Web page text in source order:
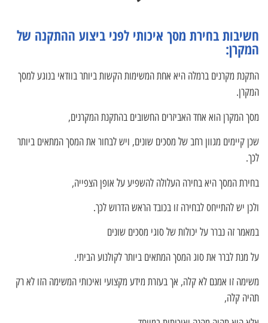
חשיבות בחירת מסך איכותי לפני ביצוע ההתקנה של
המקרן:
התקנת מקרנים ברמלה היא אחת המשימות הקשות ביותר בוודאי בנוגע למסך
המקרן.
מסך המקרן הוא אחד האביזרים החשובים בהתקנת המקרנים,
שכן קיימים מגוון רחב של מסכים שונים, ויש לבחור את המסך המתאים ביותר
לכך.
בחירת המסך היא בחירה העלולה להשפיע על אופן הצפייה,
ולכן יש להתייחס לבחירה זו בכובד הראש הדרוש לכך.
במאמר זה נברר על יכולות של סוגי מסכים שונים
על מנת לברר את סוג המסך המתאים ביותר לקולנוע הביתי.
משימה זו אמנם לא קלה, אך בעזרת מידע מקצועי ואיכותי המשימה הזו לא רק
תהיה קלה,